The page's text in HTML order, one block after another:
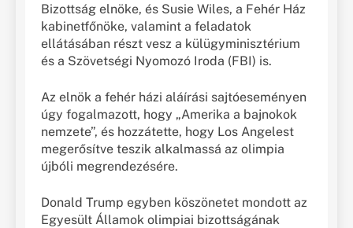
Bizottság elnöke, és Susie Wiles, a Fehér Ház
kabinetfőnöke, valamint a feladatok
ellátásában részt vesz a külügyminisztérium
és a Szövetségi Nyomozó Iroda (FBI) is.
Az elnök a fehér házi aláírási sajtóeseményen
úgy fogalmazott, hogy „Amerika a bajnokok
nemzete”, és hozzátette, hogy Los Angelest
megerősítve teszik alkalmassá az olimpia
újbóli megrendezésére.
Donald Trump egyben köszönetet mondott az
Egyesült Államok olimpiai bizottságának